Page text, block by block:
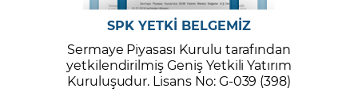
SPK YETKİ BELGEMİZ
Sermaye Piyasası Kurulu tarafından
yetkilendirilmiş Geniş Yetkili Yatırım
Kuruluşudur. Lisans No: G-039 (398)